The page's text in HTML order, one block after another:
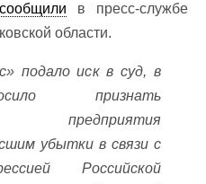
сообщили в пресс-службе
области.
подало иск в суд, в
признать
предприятия
убытки в связи с
Российской